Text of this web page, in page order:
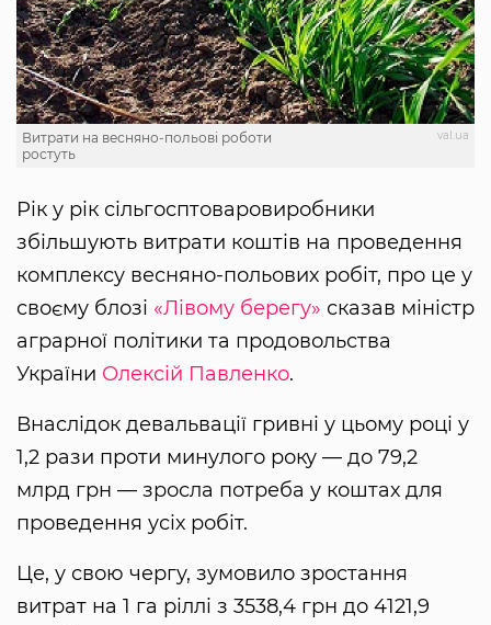
val.ua
Витрати на весняно-польові роботи
ростуть
Рік у рік сільгосптоваровиробники
збільшують витрати коштів на проведення
комплексу весняно-польових робіт, про це у
своєму блозі «Лівому берегу» сказав міністр
аграрної політики та продовольства
України Олексій Павленко.
Внаслідок девальвації гривні у цьому році у
1,2 рази проти минулого року — до 79,2
млрд грн — зросла потреба у коштах для
проведення усіх робіт.
Це, у свою чергу, зумовило зростання
витрат на 1 га ріллі з 3538,4 грн до 4121,9